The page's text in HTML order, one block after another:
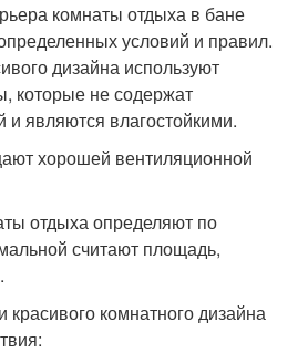
комнаты отдыха в бане
условий и правил.
дизайна используют
которые не содержат
и являются влагостойкими.
хорошей вентиляционной
отдыха определяют по
считают площадь,
комнатного дизайна